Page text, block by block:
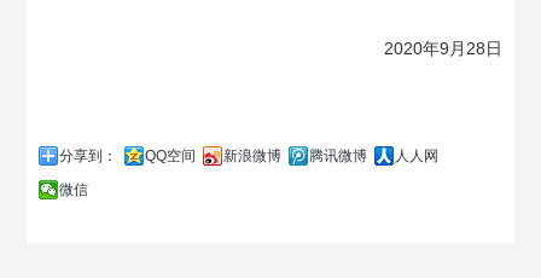
2020年9月28日
分享到： QQ空间 新浪微博 腾讯微博
人人网
微信